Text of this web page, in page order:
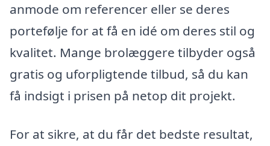
anmode om referencer eller se deres
portefølje for at få en idé om deres stil og
kvalitet. Mange brolæggere tilbyder også
gratis og uforpligtende tilbud, så du kan
få indsigt i prisen på netop dit projekt.
For at sikre, at du får det bedste resultat,